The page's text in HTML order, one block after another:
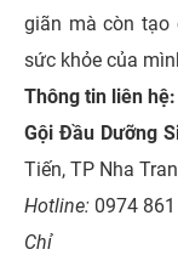
giãn mà còn tạo
sức khỏe của
Thông tin liên hệ:
Gội Đầu Dưỡng
Tiến, TP Nha
Hotline: 0974 861